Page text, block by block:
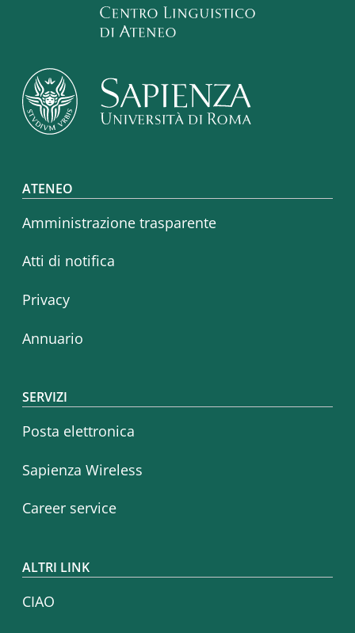
Footer menu
ATENEO
Amministrazione trasparente
Atti di notifica
Privacy
Annuario
SERVIZI
Posta elettronica
Sapienza Wireless
Career service
ALTRI LINK
CIAO